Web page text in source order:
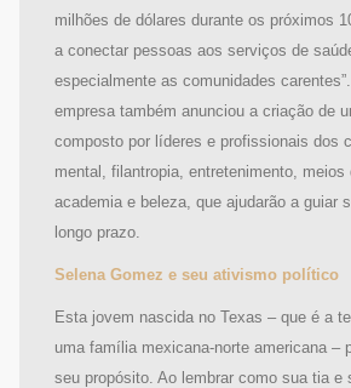
milhões de dólares durante os próximos
a conectar pessoas aos serviços de
especialmente as comunidades
empresa também anunciou a criação de
composto por líderes e profissionais dos
mental, filantropia, entretenimento, meios
academia e beleza, que ajudarão a guiar
longo prazo.
Selena Gomez e seu ativismo político
Esta jovem nascida no Texas – que é a
uma família mexicana-norte americana –
seu propósito. Ao lembrar como sua tia e